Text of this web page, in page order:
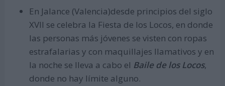
En Jalance (Valencia)desde principios del siglo
XVII se celebra la Fiesta de los Locos, en donde
las personas más jóvenes se visten con ropas
estrafalarias y con maquillajes llamativos y en
la noche se lleva a cabo el Baile de los Locos,
donde no hay límite alguno.